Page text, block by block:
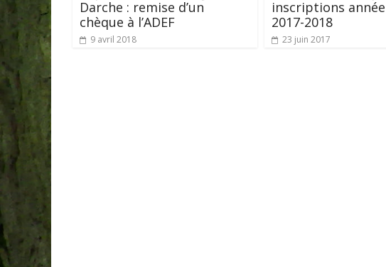
Darche : remise d’un
chèque à l’ADEF
9 avril 2018
inscriptions
2017-2018
23 juin 2017